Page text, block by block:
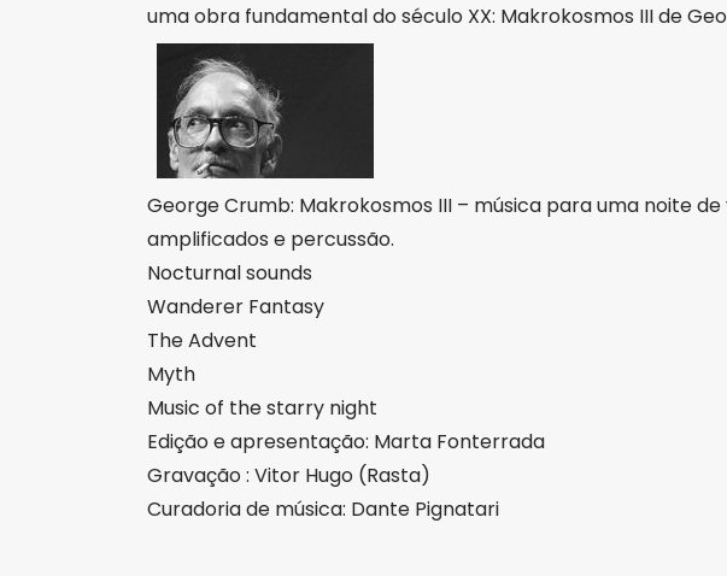
uma obra fundamental do século XX: Makrokosmos III de
George Crumb: Makrokosmos III – música para uma noite
amplificados e percussão.
Nocturnal sounds
Wanderer Fantasy
The Advent
Myth
Music of the starry night
Edição e apresentação: Marta Fonterrada
Gravação : Vitor Hugo (Rasta)
Curadoria de música: Dante Pignatari